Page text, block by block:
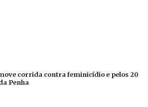
corrida contra feminicídio e pelos 20
Penha